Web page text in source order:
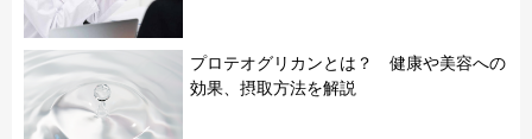
プロテオグリカンとは？ 健康や美容への
効果、摂取方法を解説